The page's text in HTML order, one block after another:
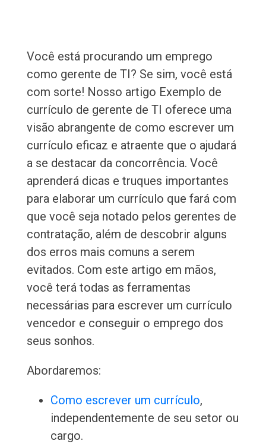
Você está procurando um emprego
como gerente de TI? Se sim, você está
com sorte! Nosso artigo Exemplo de
currículo de gerente de TI oferece uma
visão abrangente de como escrever um
currículo eficaz e atraente que o ajudará
a se destacar da concorrência. Você
aprenderá dicas e truques importantes
para elaborar um currículo que fará com
que você seja notado pelos gerentes de
contratação, além de descobrir alguns
dos erros mais comuns a serem
evitados. Com este artigo em mãos,
você terá todas as ferramentas
necessárias para escrever um currículo
vencedor e conseguir o emprego dos
seus sonhos.
Abordaremos:
Como escrever um currículo,
independentemente de seu setor ou
cargo.